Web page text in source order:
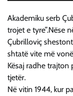
Akademiku serb
trojet e tyre”.Nëse
Çubrilloviç
shtatë vite më
Kësaj radhe
tjetër.
Në vitin 1944, kur